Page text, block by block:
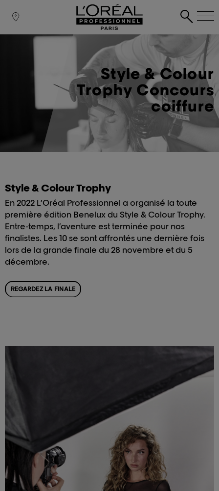
Style & Colour
Trophy Concours
coiffure
Style & Colour Trophy
En 2022 L’Oréal Professionnel a organisé la toute
première édition Benelux du Style & Colour Trophy.
Entre-temps, l’aventure est terminée pour nos
finalistes. Les 10 se sont affrontés une dernière fois
lors de la grande finale du 28 novembre et du 5
décembre.
REGARDEZ LA FINALE